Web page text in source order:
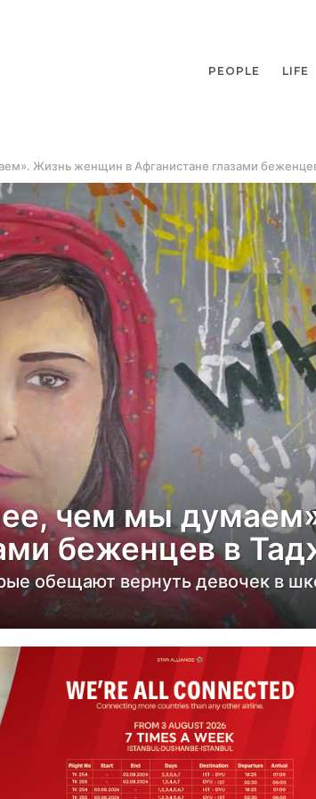
PEOPLE LIFE
Жизнь женщин в Афганистане глазами
чем мы
беженцев в
обещают вернуть девочек в